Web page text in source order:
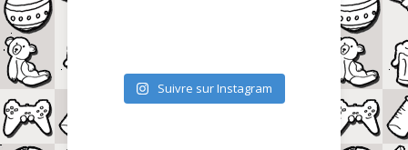
Suivre sur Instagram